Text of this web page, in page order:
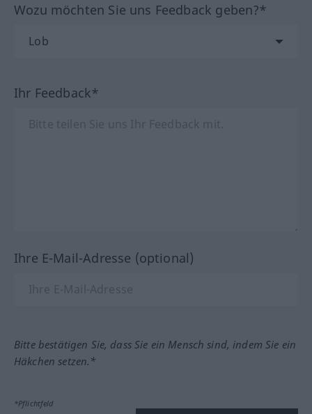
Wozu möchten Sie uns Feedback geben?*
Ihr Feedback*
Ihre E-Mail-Adresse (optional)
Bitte bestätigen Sie, dass Sie ein Mensch sind, indem Sie ein
Häkchen setzen.*
*Pflichtfeld